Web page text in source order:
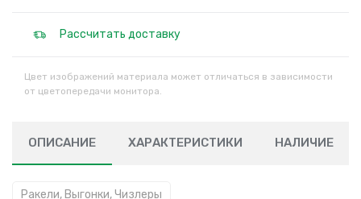
Рассчитать доставку
Цвет изображений материала может отличаться в зависимости
от цветопередачи монитора.
ОПИСАНИЕ ХАРАКТЕРИСТИКИ НАЛИЧИЕ
Ракели, Выгонки, Чизлеры